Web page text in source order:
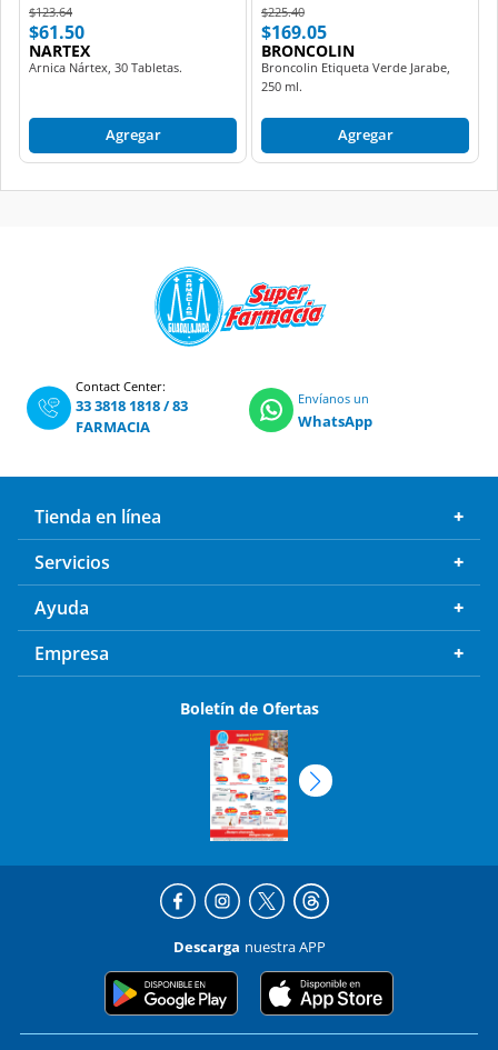
Price reduced from
$123.64to
$61.50
NARTEX
Arnica Nártex, 30 Tabletas.
Agregar
Price reduced from
$225.40to
$169.05
BRONCOLIN
Broncolin Etiqueta Verde Jarabe,
250 ml.
Agregar
Contact Center:
33 3818 1818/83
FARMACIA
Envíanos un
WhatsApp
Tienda en línea
Servicios
Ayuda
Empresa
Boletín de Ofertas
Descarga nuestra APP